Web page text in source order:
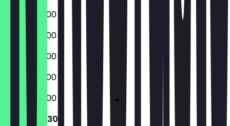
05:00 - 20:00
05:00 - 20:00
05:00 - 20:00
05:00 - 20:00
05:00 - 20:00
09:00 - 17:30